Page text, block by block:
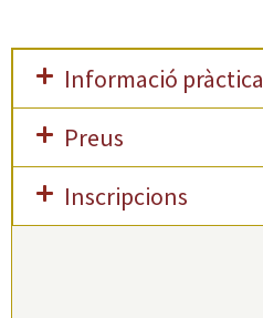
Informació pràctica
Preus
Inscripcions